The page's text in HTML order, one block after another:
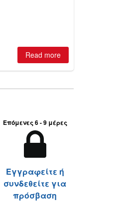
Read more
Επόμενες 6 - 9 μέρες
Εγγραφείτε ή
συνδεθείτε για
πρόσβαση